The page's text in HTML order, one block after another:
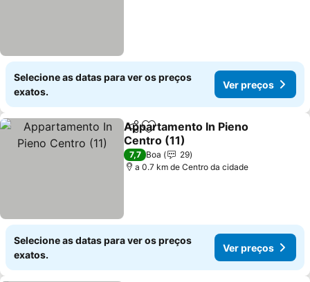
Selecione as datas para ver os preços
exatos.
Ver preços
PartilharAdicionar aos favoritos
Appartamento In Pieno
Centro (11)
7,7 Boa
29
a 0.7 km de Centro da cidade
Selecione as datas para ver os preços
exatos.
Ver preços